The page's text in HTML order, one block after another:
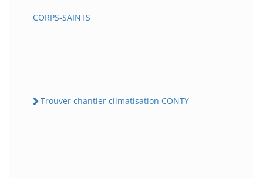
CORPS-SAINTS
Trouver chantier climatisation CONTY